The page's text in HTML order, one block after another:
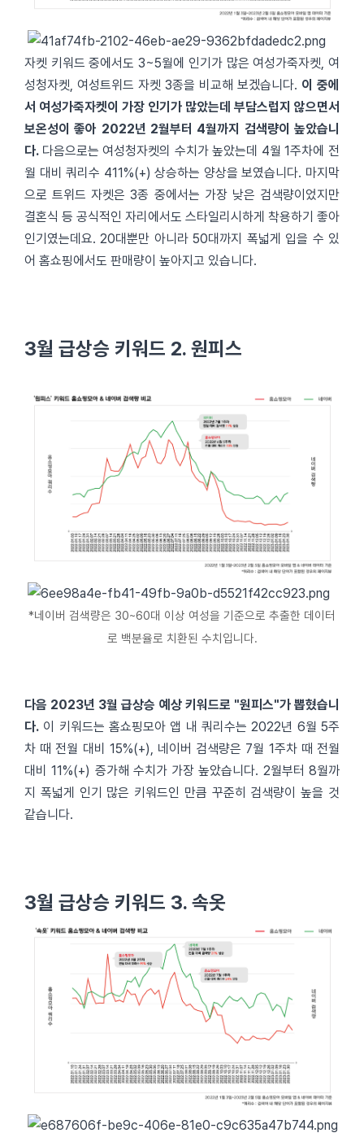
자켓 키워드 중에서도 3~5월에 인기가 많은 여성가죽자켓, 여
성청자켓, 여성트위드 자켓 3종을 비교해 보겠습니다. 이 중에
서 여성가죽자켓이 가장 인기가 많았는데 부담스럽지 않으면서
보온성이 좋아 2022년 2월부터 4월까지 검색량이 높았습니
다. 다음으로는 여성청자켓의 수치가 높았는데 4월 1주차에 전
월 대비 쿼리수 411%(+) 상승하는 양상을 보였습니다. 마지막
으로 트위드 자켓은 3종 중에서는 가장 낮은 검색량이었지만
결혼식 등 공식적인 자리에서도 스타일리시하게 착용하기 좋아
인기였는데요. 20대뿐만 아니라 50대까지 폭넓게 입을 수 있
어 홈쇼핑에서도 판매량이 높아지고 있습니다.
3월 급상승 키워드 2. 원피스
*네이버 검색량은 30~60대 이상 여성을 기준으로 추출한 데이터
로 백분율로 치환된 수치입니다.
다음 2023년 3월 급상승 예상 키워드로 "원피스"가 뽑혔습니
다. 이 키워드는 홈쇼핑모아 앱 내 쿼리수는 2022년 6월 5주
차 때 전월 대비 15%(+), 네이버 검색량은 7월 1주차 때 전월
대비 11%(+) 증가해 수치가 가장 높았습니다. 2월부터 8월까
지 폭넓게 인기 많은 키워드인 만큼 꾸준히 검색량이 높을 것
같습니다.
3월 급상승 키워드 3. 속옷